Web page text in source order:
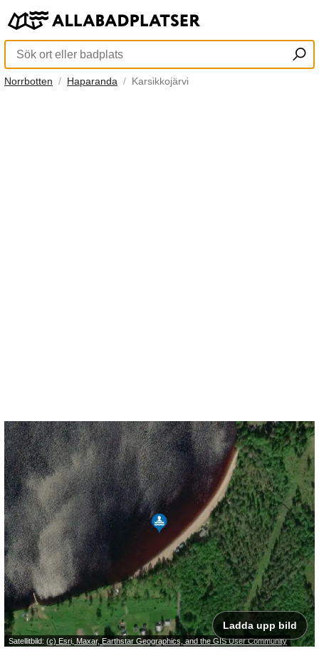
Norrbotten Haparanda Karsikkojärvi
Satellitbild: (c) Esri, Maxar, Earthstar Geographics, and the GIS User Community
Ladda upp bild